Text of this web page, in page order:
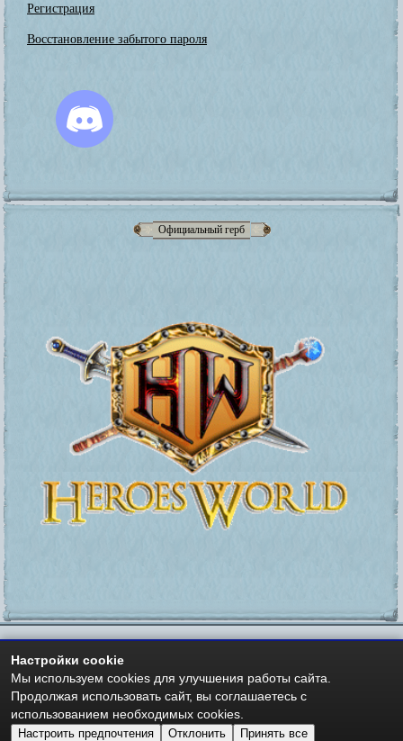
Регистрация
Восстановление забытого пароля
Официальный герб
Мир Героев -https://heroesworld.ru- Heroes World
Авторские права - Copyright © 2006-2026 HeroesWorld.ru
Heroes World (English)
Настройки cookie
Мы используем cookies для улучшения работы сайта.
Продолжая использовать сайт, вы соглашаетесь с
использованием необходимых cookies.
Настроить предпочтения
Отклонить Принять все